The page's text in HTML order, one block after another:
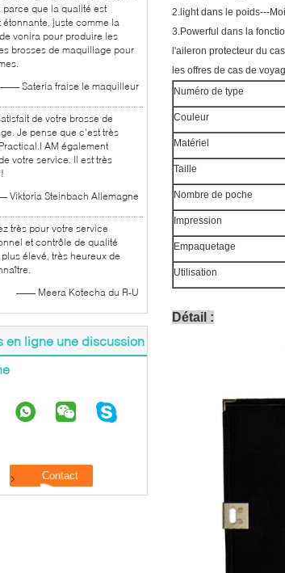
parce que la qualité est
étonnante, juste comme la
vonira pour produire les
brosses de maquillage pour
—— Sateria fraise le maquilleur
de votre brosse de
Je pense que c'est très
AM également
votre service. Il est très
Viktoria Steinbach Allemagne
très pour votre service
et contrôle de qualité
élevé, très heureux de
—— Meera Kotecha du R-U
en ligne une discussion
2.light dans le poids---
3.Powerful dans la
l'aileron protecteur du
les offres de cas de
Numéro de type
Couleur
Matériel
Taille
Nombre de poche
Impression
Empaquetage
Utilisation
Détail :